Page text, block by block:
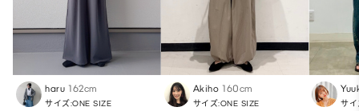
haru 162cm
サイズ:ONE SIZE
Akiho 160cm
サイズ:ONE SIZE サ